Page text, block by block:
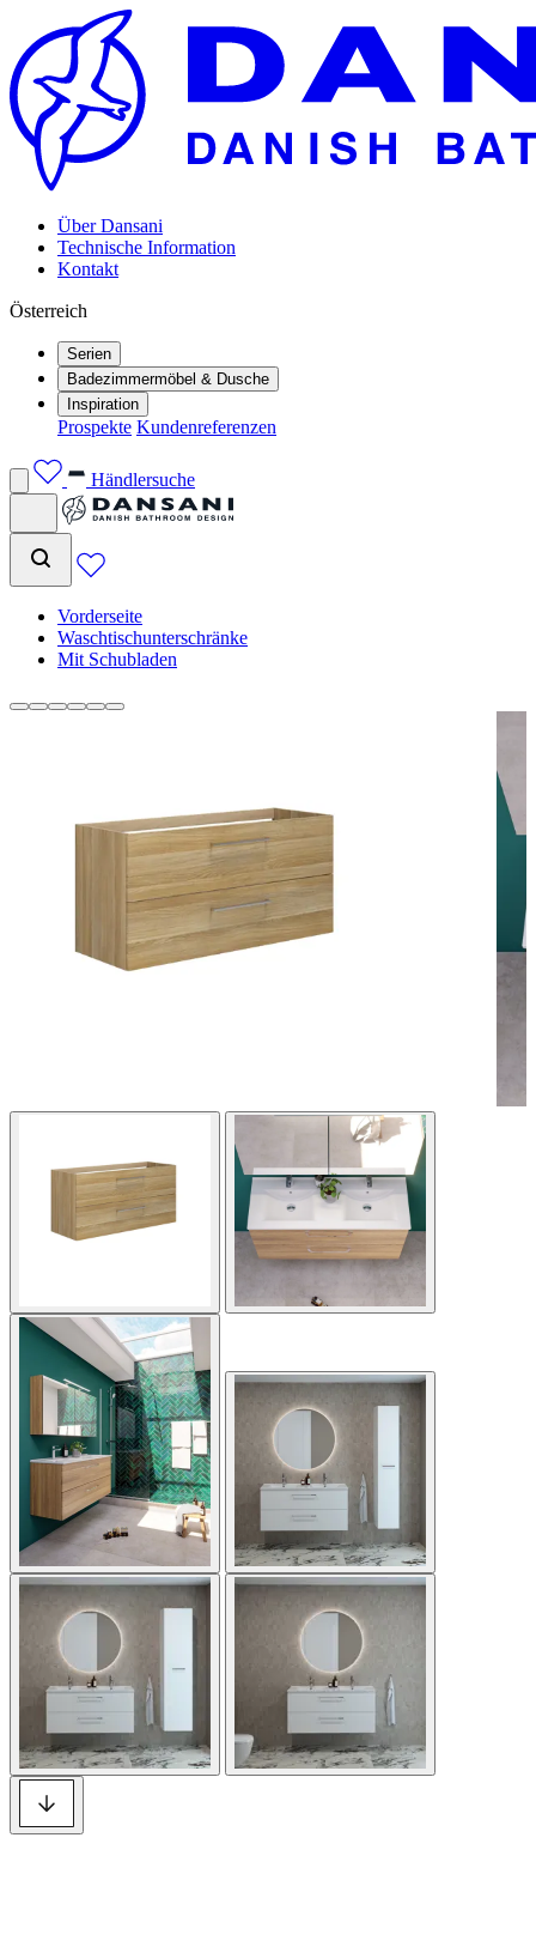
Über Dansani
Technische Information
Kontakt
Österreich
Serien
Badezimmermöbel & Dusche
Inspiration
Prospekte Kundenreferenzen
Händlersuche
Vorderseite
Waschtischunterschränke
Mit Schubladen